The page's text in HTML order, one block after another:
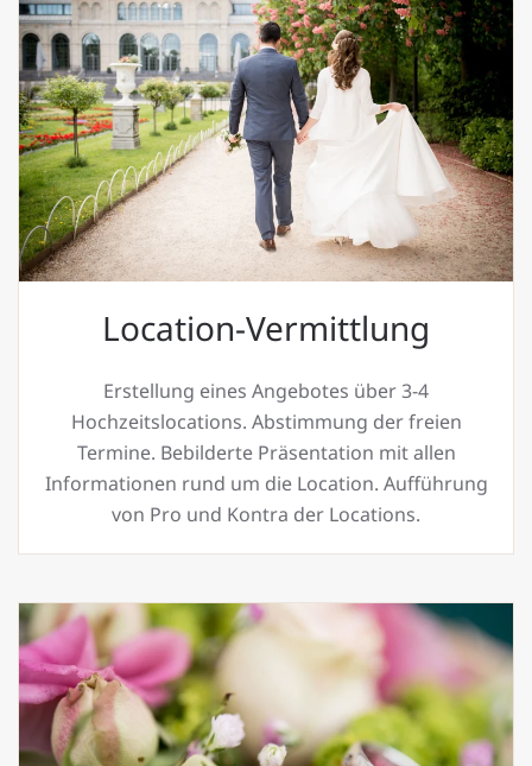
Location-Vermittlung
Erstellung eines Angebotes über 3-4
Hochzeitslocations. Abstimmung der freien
Termine. Bebilderte Präsentation mit allen
Informationen rund um die Location. Aufführung
von Pro und Kontra der Locations.